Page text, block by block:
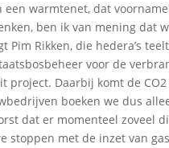
warmtenet, dat
ben ik van mening dat
Rikken, die hedera’s
voor de
project. Daarbij komt de
boeken we dus
dat er momenteel zoveel
stoppen met de inzet van